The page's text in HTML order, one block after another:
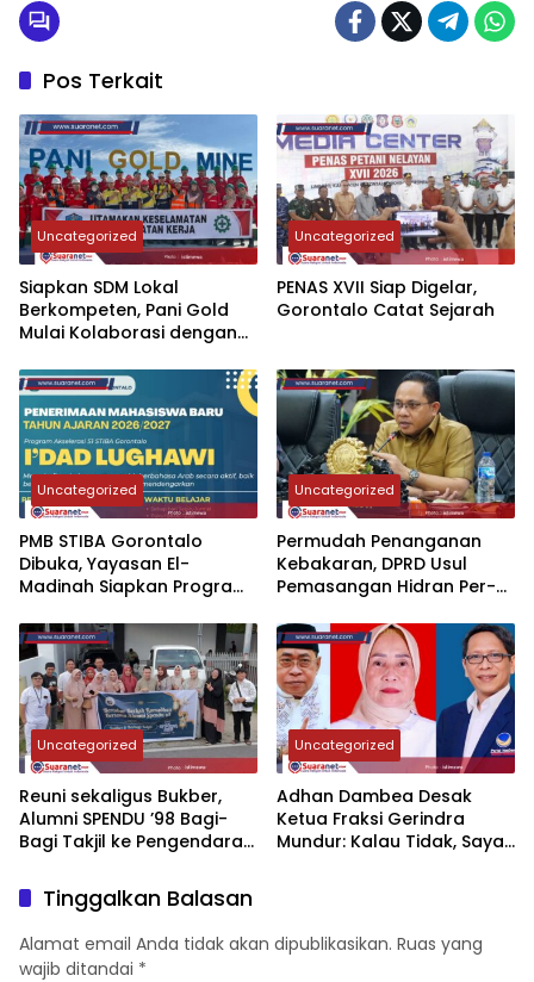
Pos Terkait
Uncategorized
‎Siapkan SDM Lokal
Berkompeten, Pani Gold
Mulai Kolaborasi dengan
Gorontalo
Uncategorized
‎PENAS XVII Siap Digelar,
Gorontalo Catat Sejarah
Uncategorized
‎PMB STIBA Gorontalo
Dibuka, Yayasan El-
Madinah Siapkan Program
Bahasa Arab
Uncategorized
‎‎Permudah Penanganan
Kebakaran, DPRD Usul
Pemasangan Hidran Per-
Uncategorized
‎Reuni sekaligus Bukber,
Alumni SPENDU ’98 Bagi-
Bagi Takjil ke Pengendara
Uncategorized
‎Adhan Dambea Desak
Ketua Fraksi Gerindra
Mundur: Kalau Tidak, Saya
Tinggalkan Balasan
Alamat email Anda tidak akan dipublikasikan. Ruas yang
wajib ditandai *